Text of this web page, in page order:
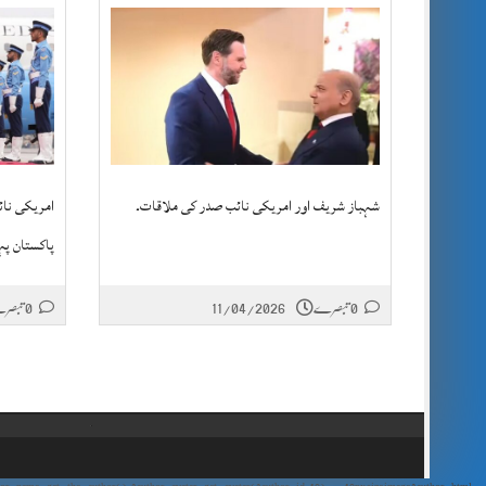
شہباز شریف اور امریکی نائب صدر کی ملاقات۔
11/04/2026
امریکی
پاکستان